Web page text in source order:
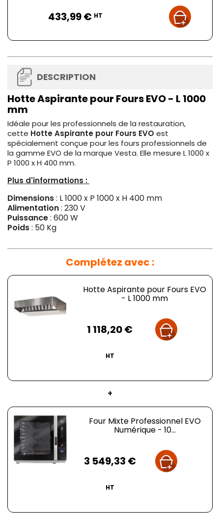
433,99 € HT
DESCRIPTION
Hotte Aspirante pour Fours EVO - L 1000
mm
Idéale pour les professionnels de la restauration,
cette Hotte Aspirante pour Fours EVO est
spécialement conçue pour les fours professionnels de
la gamme EVO de la marque Vesta. Elle mesure L 1000 x
P 1000 x H 400 mm.
Plus d'informations :
Dimensions: L 1000 x P 1000 x H 400 mm
Alimentation: 230 V
Puissance: 600 W
Poids: 50 Kg
Complétez avec :
Hotte Aspirante pour Fours EVO
- L 1000 mm
1 118,20 €
HT
+
Four Mixte Professionnel EVO
Numérique - 10...
3 549,33 €
HT